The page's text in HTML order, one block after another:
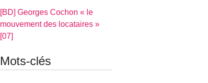
[BD] Georges Cochon « le
mouvement des locataires »
[07]
Mots-clés